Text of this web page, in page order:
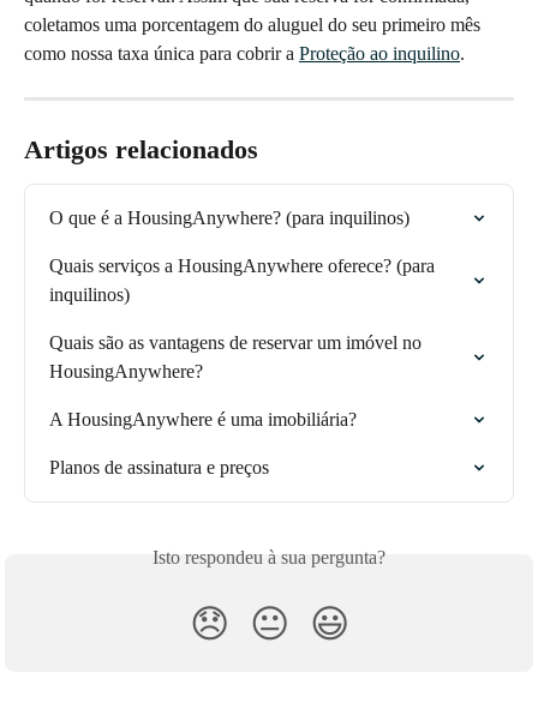
coletamos uma porcentagem do aluguel do seu primeiro mês
como nossa taxa única para cobrir a Proteção ao inquilino.
Artigos relacionados
O que é a HousingAnywhere? (para inquilinos)
Quais serviços a HousingAnywhere oferece? (para
inquilinos)
Quais são as vantagens de reservar um imóvel no
HousingAnywhere?
A HousingAnywhere é uma imobiliária?
Planos de assinatura e preços
Isto respondeu à sua pergunta?
😞 😐 😃